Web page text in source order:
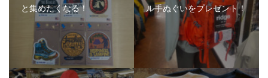
と集めたくなる！
ル手ぬぐいをプレゼント！